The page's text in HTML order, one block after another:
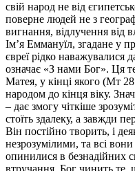
свій народ не від
поверне людей не з
вигнання, відлучення від
Імʼя Еммануїл, згадане у
євреї рідко наважувалися
означає «З нами Бог». Ця
Матея, у кінці якого (Мт
народом до кінця віку.
– дає змогу чіткіше
стоїть здалеку, а завжди
Він постійно творить, і
незрозумілими, та всі
опинилися в безнадійних
втручання. Бог чинить те,